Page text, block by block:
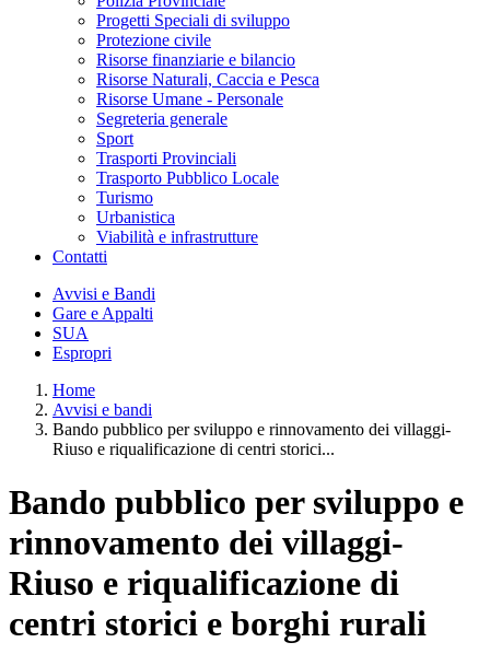
Progetti Speciali di sviluppo
Protezione civile
Risorse finanziarie e bilancio
Risorse Naturali, Caccia e Pesca
Risorse Umane - Personale
Segreteria generale
Sport
Trasporti Provinciali
Trasporto Pubblico Locale
Turismo
Urbanistica
Viabilità e infrastrutture
Contatti
Avvisi e Bandi
Gare e Appalti
SUA
Espropri
Home
Avvisi e bandi
Bando pubblico per sviluppo e rinnovamento dei villaggi-
Riuso e riqualificazione di centri storici...
Bando pubblico per sviluppo e
rinnovamento dei villaggi-
Riuso e riqualificazione di
centri storici e borghi rurali